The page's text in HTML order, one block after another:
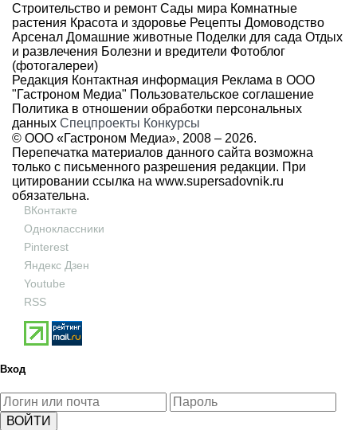
Строительство и ремонт Сады мира Комнатные
растения Красота и здоровье Рецепты Домоводство
Арсенал Домашние животные Поделки для сада Отдых
и развлечения Болезни и вредители Фотоблог
(фотогалереи)
Редакция Контактная информация Реклама в ООО
"Гастроном Медиа" Пользовательское соглашение
Политика в отношении обработки персональных
данных Спецпроекты Конкурсы
© ООО «Гастроном Медиа», 2008 – 2026.
Перепечатка материалов данного сайта возможна
только с письменного разрешения редакции. При
цитировании ссылка на www.supersadovnik.ru
обязательна.
ВКонтакте
Одноклассники
Pinterest
Яндекс Дзен
Youtube
RSS
Вход